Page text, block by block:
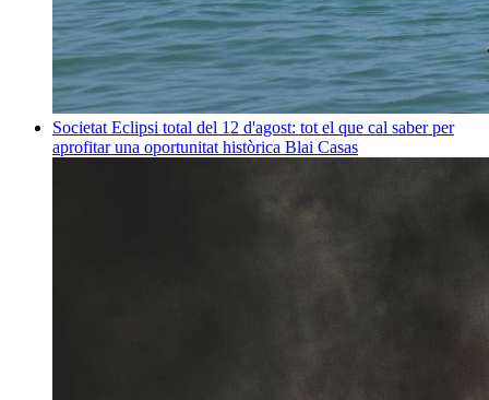
Societat Eclipsi total del 12 d'agost: tot el que cal saber per
aprofitar una oportunitat històrica Blai Casas